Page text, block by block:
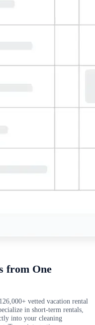
from One
vetted vacation rental
in short-term rentals,
into your cleaning